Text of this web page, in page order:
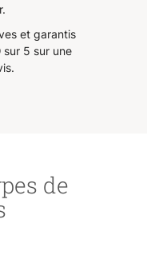
et garantis
sur 5 sur une
de